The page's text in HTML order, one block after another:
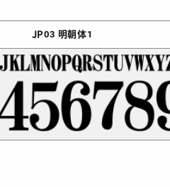
JP03 明朝体1